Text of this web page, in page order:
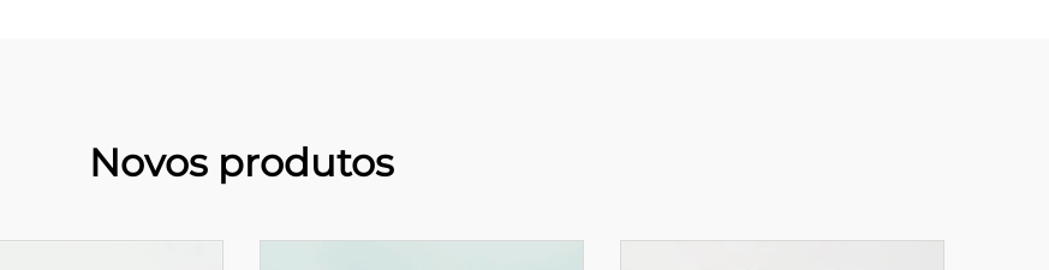
Novos produtos